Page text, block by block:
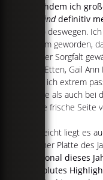
Nachdem ich
To Finddefinitiv
(nur) deswegen.
Album geworden,
großer Sorgfalt
Van Etten, Gail
fand ich extrem
Platte als auch
neue frische Seite
Vielleicht liegt es
meiner Platte des
National dieses
absolutes